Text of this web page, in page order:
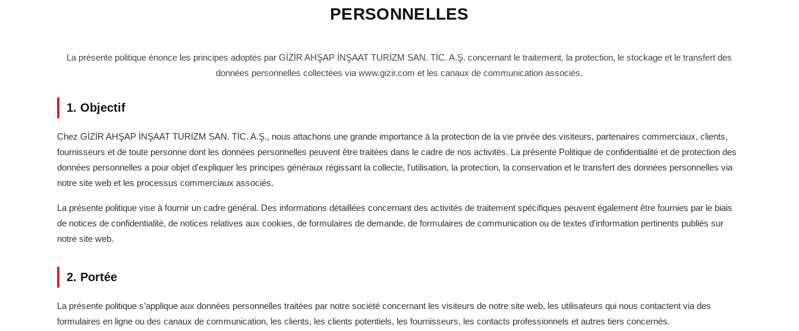
PERSONNELLES
La présente politique énonce les principes adoptés par GİZİR AHŞAP İNŞAAT TURİZM SAN. TİC. A.Ş. concernant le traitement, la protection, le stockage et le transfert des
données personnelles collectées via www.gizir.com et les canaux de communication associés.
1. Objectif
Chez GİZİR AHŞAP İNŞAAT TURİZM SAN. TİC. A.Ş., nous attachons une grande importance à la protection de la vie privée des visiteurs, partenaires commerciaux, clients,
fournisseurs et de toute personne dont les données personnelles peuvent être traitées dans le cadre de nos activités. La présente Politique de confidentialité et de protection des
données personnelles a pour objet d'expliquer les principes généraux régissant la collecte, l'utilisation, la protection, la conservation et le transfert des données personnelles via
notre site web et les processus commerciaux associés.
La présente politique vise à fournir un cadre général. Des informations détaillées concernant des activités de traitement spécifiques peuvent également être fournies par le biais
de notices de confidentialité, de notices relatives aux cookies, de formulaires de demande, de formulaires de communication ou de textes d'information pertinents publiés sur
notre site web.
2. Portée
La présente politique s’applique aux données personnelles traitées par notre société concernant les visiteurs de notre site web, les utilisateurs qui nous contactent via des
formulaires en ligne ou des canaux de communication, les clients, les clients potentiels, les fournisseurs, les contacts professionnels et autres tiers concernés.